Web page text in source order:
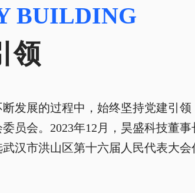
BUILDING
领
发展的过程中，始终坚持党建引领
员会。2023年12月，昊盛科技董事
汉市洪山区第十六届人民代表大会